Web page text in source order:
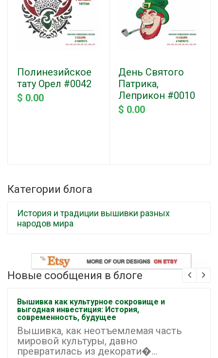
Полинезийское
тату Орел #0042
$ 0.00
День Святого
Патрика,
Леприкон #0010
$ 0.00
Категории блога
История и традиции вышивки разных
народов мира
Новые сообщения в блоге
Вышивка как культурное сокровище и
выгодная инвестиция: История,
современность, будущее
Вышивка, как неотъемлемая часть
мировой культуры, давно
превратилась из декорати�...